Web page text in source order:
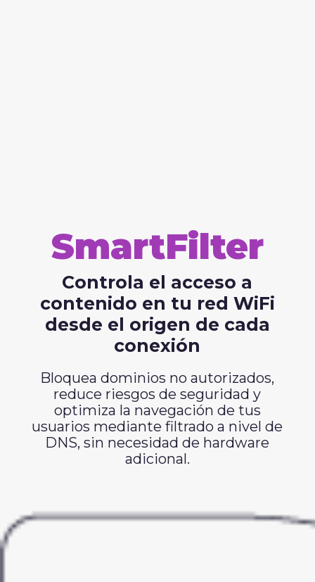
SmartFilter
Controla el acceso a
contenido en tu red WiFi
desde el origen de cada
conexión
Bloquea dominios no autorizados,
reduce riesgos de seguridad y
optimiza la navegación de tus
usuarios mediante filtrado a nivel de
DNS, sin necesidad de hardware
adicional.